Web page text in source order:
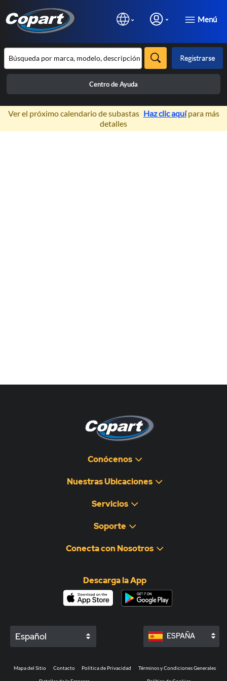
Menú
Registrarse
Centro de Ayuda
×
Ver el próximo calendario de subastas Haz clic aquípara más
detalles
Conócenos
Nuestras Ubicaciones
Servicios
Soporte
Conecta con Nosotros
Descarga la App
Español ESPAÑA
Mapa del Sitio Contacto Política de Privacidad Términos y Condiciones Generales